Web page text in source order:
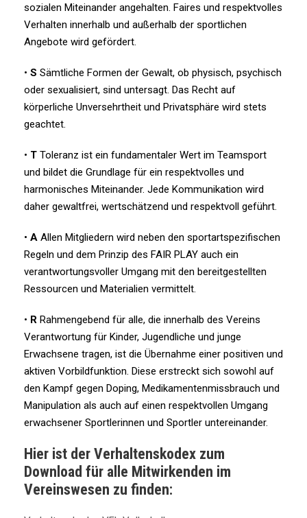
sozialen Miteinander angehalten. Faires und respektvolles
Verhalten innerhalb und außerhalb der sportlichen
Angebote wird gefördert.
• S Sämtliche Formen der Gewalt, ob physisch, psychisch
oder sexualisiert, sind untersagt. Das Recht auf
körperliche Unversehrtheit und Privatsphäre wird stets
geachtet.
• T Toleranz ist ein fundamentaler Wert im Teamsport
und bildet die Grundlage für ein respektvolles und
harmonisches Miteinander. Jede Kommunikation wird
daher gewaltfrei, wertschätzend und respektvoll geführt.
• A Allen Mitgliedern wird neben den sportartspezifischen
Regeln und dem Prinzip des FAIR PLAY auch ein
verantwortungsvoller Umgang mit den bereitgestellten
Ressourcen und Materialien vermittelt.
• R Rahmengebend für alle, die innerhalb des Vereins
Verantwortung für Kinder, Jugendliche und junge
Erwachsene tragen, ist die Übernahme einer positiven und
aktiven Vorbildfunktion. Diese erstreckt sich sowohl auf
den Kampf gegen Doping, Medikamentenmissbrauch und
Manipulation als auch auf einen respektvollen Umgang
erwachsener Sportlerinnen und Sportler untereinander.
Hier ist der Verhaltenskodex zum
Download für alle Mitwirkenden im
Vereinswesen zu finden: